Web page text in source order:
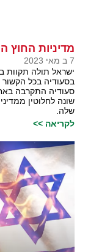
מדיניות החוץ
7 ב מאי 2023
ישראל תולה תקוות
בסעודיה בכל הקשור
סעודיה התקרבה
שונה לחלוטין
שלה.
לקריאה >>